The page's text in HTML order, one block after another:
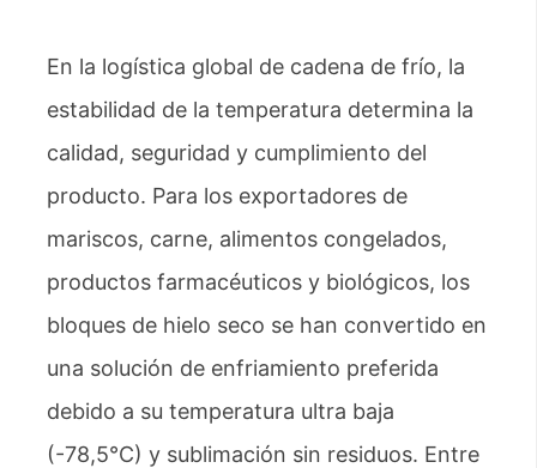
En la logística global de cadena de frío, la
estabilidad de la temperatura determina la
calidad, seguridad y cumplimiento del
producto. Para los exportadores de
mariscos, carne, alimentos congelados,
productos farmacéuticos y biológicos, los
bloques de hielo seco se han convertido en
una solución de enfriamiento preferida
debido a su temperatura ultra baja
(-78,5°C) y sublimación sin residuos. Entre